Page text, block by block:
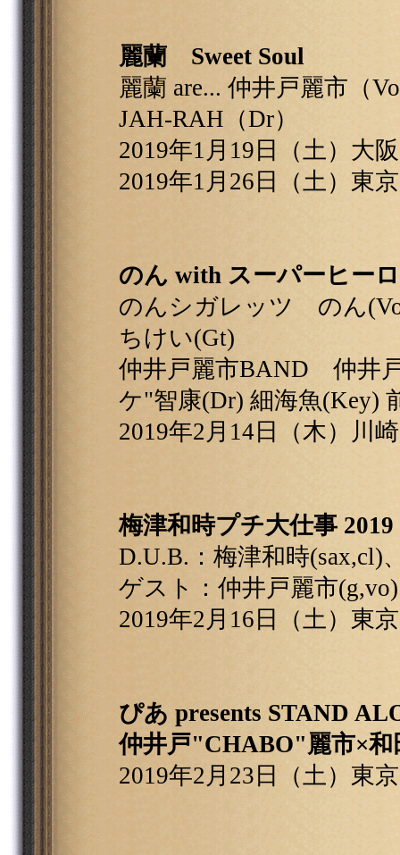
麗蘭 Sweet Soul
麗蘭 are... 仲井戸麗市（
JAH-RAH（Dr）
2019年1月19日（土）大
2019年1月26日（土）東
のん with スーパーヒー
のんシガレッツ のん
ちけい(Gt)
仲井戸麗市BAND 仲井
ケ"智康(Dr) 細海魚(Key)
2019年2月14日（木）川
梅津和時プチ大仕事
D.U.B.：梅津和時(sax,cl)
ゲスト：仲井戸麗市(g,vo)
2019年2月16日（土）東
ぴあ presents STAND
仲井戸"CHABO"麗市×和
2019年2月23日（土）東